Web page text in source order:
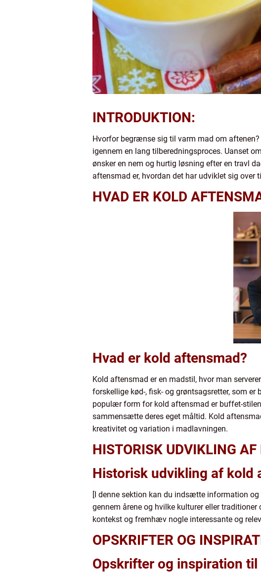
INTRODUKTION:
Hvorfor begrænse sig til varm mad om
igennem en lang tilberedningsproces. Uanset
ønsker en nem og hurtig løsning efter en travl
aftensmad er, hvordan det har udviklet sig over
HVAD ER KOLD
Hvad er kold aftensmad?
Kold aftensmad er en madstil, hvor man
forskellige kød-, fisk- og grøntsagsretter, som
populær form for kold aftensmad er buffet-
sammensætte deres eget måltid. Kold
kreativitet og variation i madlavningen.
HISTORISK UDVIKLING
Historisk udvikling af kold
[I denne sektion kan du indsætte information
gennem årene og hvilke kulturer eller
kontekst og fremhæv nogle interessante og
OPSKRIFTER OG
Opskrifter og inspiration til